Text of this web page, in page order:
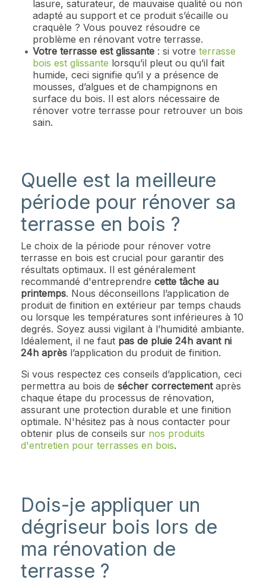
lasure, saturateur, de mauvaise qualité ou non
adapté au support et ce produit s’écaille ou
craquèle ? Vous pouvez résoudre ce
problème en rénovant votre terrasse.
Votre terrasse est glissante : si votre terrasse
bois est glissante lorsqu’il pleut ou qu’il fait
humide, ceci signifie qu’il y a présence de
mousses, d’algues et de champignons en
surface du bois. Il est alors nécessaire de
rénover votre terrasse pour retrouver un bois
sain.
Quelle est la meilleure
période pour rénover sa
terrasse en bois ?
Le choix de la période pour rénover votre
terrasse en bois est crucial pour garantir des
résultats optimaux. Il est généralement
recommandé d'entreprendre cette tâche au
printemps. Nous déconseillons l’application de
produit de finition en extérieur par temps chauds
ou lorsque les températures sont inférieures à 10
degrés. Soyez aussi vigilant à l’humidité ambiante.
Idéalement, il ne faut pas de pluie 24h avant ni
24h après l’application du produit de finition.
Si vous respectez ces conseils d’application, ceci
permettra au bois de sécher correctementaprès
chaque étape du processus de rénovation,
assurant une protection durable et une finition
optimale. N'hésitez pas à nous contacter pour
obtenir plus de conseils sur nos produits
d'entretien pour terrasses en bois.
Dois-je appliquer un
dégriseur bois lors de
ma rénovation de
terrasse ?